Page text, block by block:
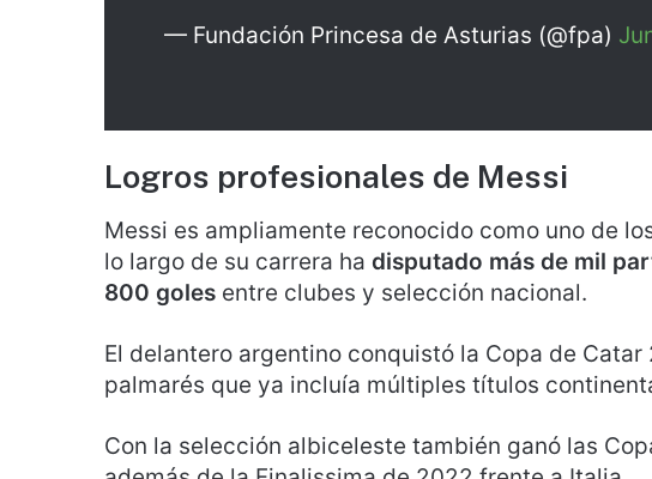
— Fundación Princesa de Asturias (@fpa)
Logros profesionales de Messi
Messi es ampliamente reconocido como uno de
lo largo de su carrera ha disputado más de mil
800 goles entre clubes y selección nacional.
El delantero argentino conquistó la Copa de
palmarés que ya incluía múltiples títulos
Con la selección albiceleste también ganó las